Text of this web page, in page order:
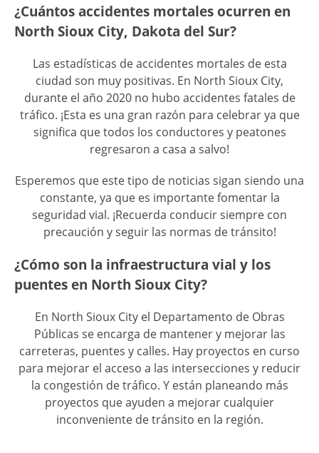
¿Cuántos accidentes mortales ocurren en
North Sioux City, Dakota del Sur?
Las estadísticas de accidentes mortales de esta
ciudad son muy positivas. En North Sioux City,
durante el año 2020 no hubo accidentes fatales de
tráfico. ¡Esta es una gran razón para celebrar ya que
significa que todos los conductores y peatones
regresaron a casa a salvo!
Esperemos que este tipo de noticias sigan siendo una
constante, ya que es importante fomentar la
seguridad vial. ¡Recuerda conducir siempre con
precaución y seguir las normas de tránsito!
¿Cómo son la infraestructura vial y los
puentes en North Sioux City?
En North Sioux City el Departamento de Obras
Públicas se encarga de mantener y mejorar las
carreteras, puentes y calles. Hay proyectos en curso
para mejorar el acceso a las intersecciones y reducir
la congestión de tráfico. Y están planeando más
proyectos que ayuden a mejorar cualquier
inconveniente de tránsito en la región.